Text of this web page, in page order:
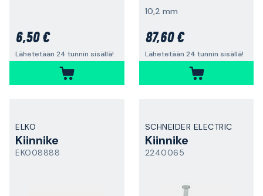
6,50 €
Lähetetään 24 tunnin sisällä!
10,2 mm
87,60 €
Lähetetään 24 tunnin sisällä!
ELKO
Kiinnike
EKO08888
SCHNEIDER ELECTRIC
Kiinnike
2240065